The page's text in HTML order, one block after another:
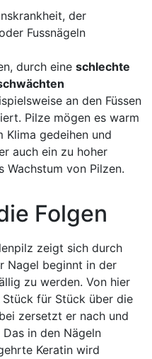
der
Fussnägeln
durch eine schlechte
an den Füssen
Pilze mögen es warm
Klima gedeihen und
auch ein zu hoher
Wachstum von Pilzen.
Folgen
zeigt sich durch
Nagel beginnt in der
zu werden. Von hier
für Stück über die
zersetzt er nach und
in den Nägeln
Keratin wird